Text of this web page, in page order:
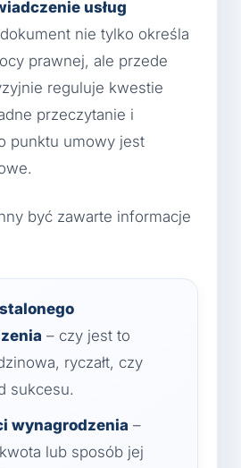
usług
nie tylko określa
prawnej, ale przede
reguluje kwestie
przeczytanie i
punktu umowy jest
być zawarte informacje
– czy jest to
ryczałt, czy
sukcesu.
wynagrodzenia –
lub sposób jej